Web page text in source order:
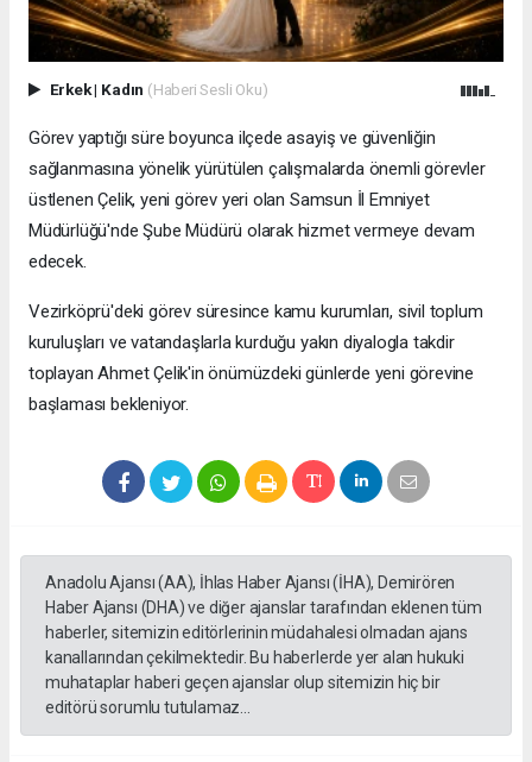
Erkek| Kadın (Haberi Sesli Oku)
Görev yaptığı süre boyunca ilçede asayiş ve güvenliğin
sağlanmasına yönelik yürütülen çalışmalarda önemli görevler
üstlenen Çelik, yeni görev yeri olan Samsun İl Emniyet
Müdürlüğü'nde Şube Müdürü olarak hizmet vermeye devam
edecek.
Vezirköprü'deki görev süresince kamu kurumları, sivil toplum
kuruluşları ve vatandaşlarla kurduğu yakın diyalogla takdir
toplayan Ahmet Çelik'in önümüzdeki günlerde yeni görevine
başlaması bekleniyor.
Anadolu Ajansı (AA), İhlas Haber Ajansı (İHA), Demirören
Haber Ajansı (DHA) ve diğer ajanslar tarafından eklenen tüm
haberler, sitemizin editörlerinin müdahalesi olmadan ajans
kanallarından çekilmektedir. Bu haberlerde yer alan hukuki
muhataplar haberi geçen ajanslar olup sitemizin hiç bir
editörü sorumlu tutulamaz...